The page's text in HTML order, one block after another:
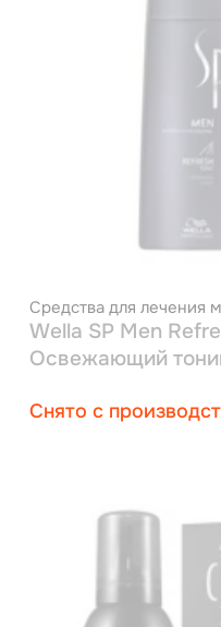
Средства для лечения
Wella SP Men
Освежающий
Снято с